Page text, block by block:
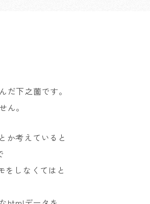
下之薗です。
。
か考えていると
をしなくてはと